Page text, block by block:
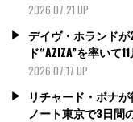
2026.07.21 UP
デイヴ・ホランド
ド“AZIZA”を率いて
2026.07.17 UP
リチャード・ボナ
ノート東京で3日間